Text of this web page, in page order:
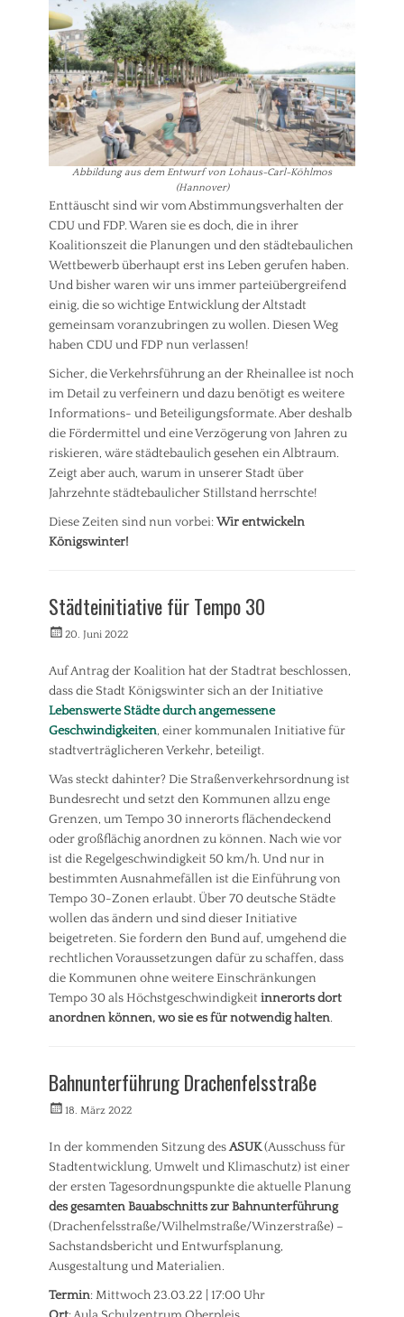
I
n
i
t
i
a
t
i
v
Tags
K
i
n
r
,
S
h
u
l
e
,
S
a
d
t
n
n
,
V
e
r
e
h
r
Abbildung aus dem Entwurf von Lohaus-Carl-Köhlmos
(Hannover)
Enttäuscht sind wir vom Abstimmungsverhalten der
CDU und FDP. Waren sie es doch, die in ihrer
Koalitionszeit die Planungen und den städtebaulichen
Wettbewerb überhaupt erst ins Leben gerufen haben.
Und bisher waren wir uns immer parteiübergreifend
einig, die so wichtige Entwicklung der Altstadt
gemeinsam voranzubringen zu wollen. Diesen Weg
haben CDU und FDP nun verlassen!
Sicher, die Verkehrsführung an der Rheinallee ist noch
im Detail zu verfeinern und dazu benötigt es weitere
Informations- und Beteiligungsformate. Aber deshalb
die Fördermittel und eine Verzögerung von Jahren zu
riskieren, wäre städtebaulich gesehen ein Albtraum.
Zeigt aber auch, warum in unserer Stadt über
Jahrzehnte städtebaulicher Stillstand herrschte!
Diese Zeiten sind nun vorbei:Wir entwickeln
Königswinter!
l
g
m
e
i
n
l
t
s
d
t
,
S
t
t
e
n
c
k
u
g
,
T
o
u
r
s
m
Städteinitiative für Tempo 30
Veröffentlicht
20. Juni 2022
Auf Antrag der Koalition hat der Stadtrat beschlossen,
dass die Stadt Königswinter sich an der Initiative
Lebenswerte Städte durch angemessene
Geschwindigkeiten, einer kommunalen Initiative für
stadtverträglicheren Verkehr, beteiligt.
Was steckt dahinter? Die Straßenverkehrsordnung ist
Bundesrecht und setzt den Kommunen allzu enge
Grenzen, um Tempo 30 innerorts flächendeckend
oder großflächig anordnen zu können. Nach wie vor
ist die Regelgeschwindigkeit 50 km/h. Und nur in
bestimmten Ausnahmefällen ist die Einführung von
Tempo 30-Zonen erlaubt. Über 70 deutsche Städte
wollen das ändern und sind dieser Initiative
beigetreten. Sie fordern den Bund auf, umgehend die
rechtlichen Voraussetzungen dafür zu schaffen, dass
die Kommunen ohne weitere Einschränkungen
Tempo 30 als Höchstgeschwindigkeit innerorts dort
anordnen können, wo sie es für notwendig halten.
n
r
g
e
/
A
n
r
a
g
Bahnunterführung Drachenfelsstraße
Veröffentlicht
18. März 2022
In der kommenden Sitzung desASUK(Ausschuss für
Stadtentwicklung, Umwelt und Klimaschutz) ist einer
der ersten Tagesordnungspunkte die aktuelle Planung
des gesamten Bauabschnitts zur Bahnunterführung
(Drachenfelsstraße/Wilhelmstraße/Winzerstraße) –
Sachstandsbericht und Entwurfsplanung,
Ausgestaltung und Materialien.
Termin: Mittwoch 23.03.22 | 17:00 Uhr